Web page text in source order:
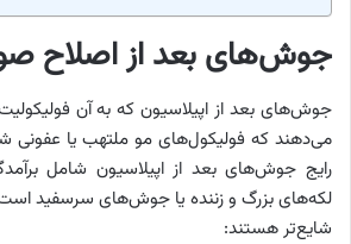
جوش‌های بعد از اصلاح
جوش‌های بعد از اپیلاسیون که به آن
می‌دهند که فولیکول‌های مو ملتهب یا عفونی
رایج جوش‌های بعد از اپیلاسیون شامل
لکه‌های بزرگ و زننده یا جوش‌های سرسفید است.
شایع‌تر هستند: